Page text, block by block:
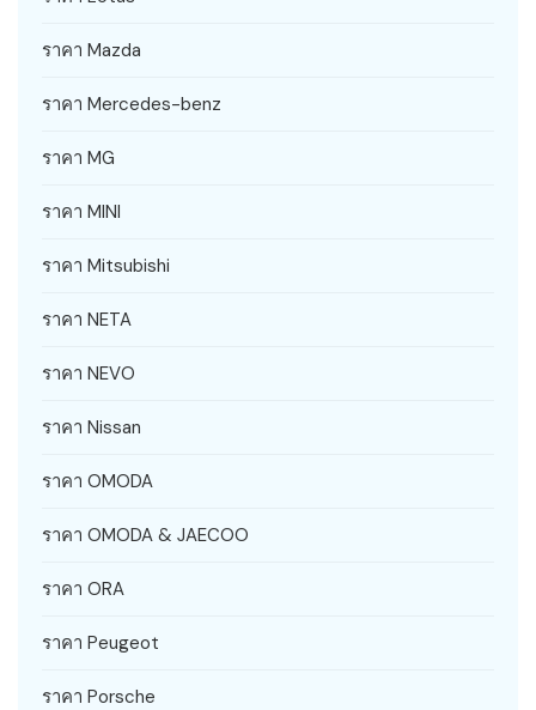
ราคา Mazda
ราคา Mercedes-benz
ราคา MG
ราคา MINI
ราคา Mitsubishi
ราคา NETA
ราคา NEVO
ราคา Nissan
ราคา OMODA
ราคา OMODA & JAECOO
ราคา ORA
ราคา Peugeot
ราคา Porsche